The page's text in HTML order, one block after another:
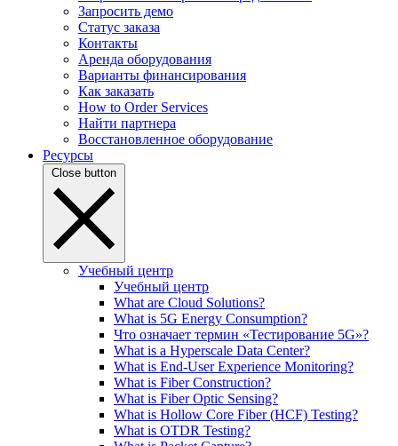
Запросить демо
Статус заказа
Контакты
Аренда оборудования
Варианты финансирования
Как заказать
How to Order Services
Найти партнера
Восстановленное оборудование
Ресурсы
Close button
Учебный центр
Учебный центр
What are Cloud Solutions?
What is 5G Energy Consumption?
Что означает термин «Тестирование 5G»?
What is a Hyperscale Data Center?
What is End-User Experience Monitoring?
What is Fiber Construction?
What is Fiber Optic Sensing?
What is Hollow Core Fiber (HCF) Testing?
What is OTDR Testing?